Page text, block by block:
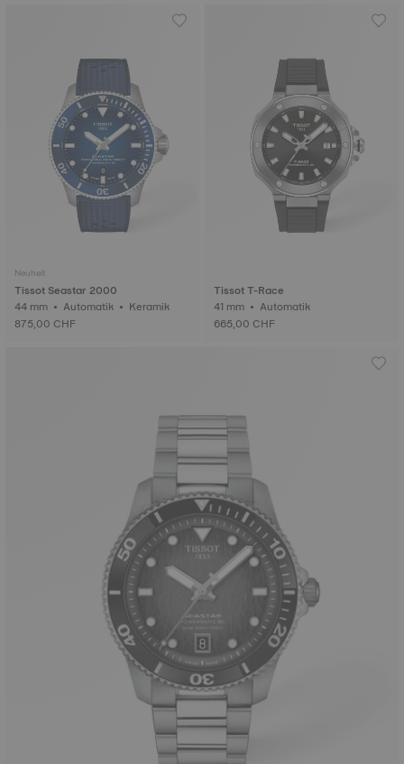
Neuheit
Tissot Seastar 2000
44 mm • Automatik • Keramik
875,00 CHF
Tissot T-Race
41 mm • Automatik
665,00 CHF